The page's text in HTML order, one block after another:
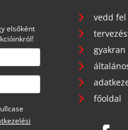
elsőként
vedd fel
főoldal